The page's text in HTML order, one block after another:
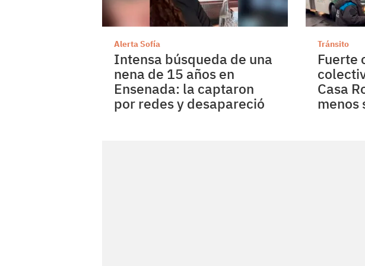
Alerta Sofía
Intensa búsqueda de una
nena de 15 años en
Ensenada: la captaron
por redes y desapareció
Tránsito
Fuerte
Casa
menos